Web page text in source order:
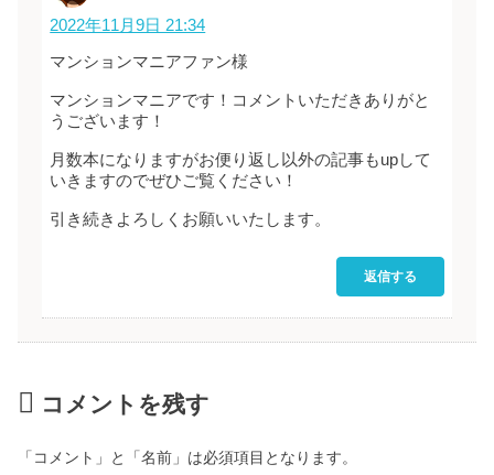
2022年11月9日 21:34
マンションマニアファン様
マンションマニアです！コメントいただきありがと
うございます！
月数本になりますがお便り返し以外の記事もupして
いきますのでぜひご覧ください！
引き続きよろしくお願いいたします。
返信する
コメントを残す
「コメント」と「名前」は必須項目となります。